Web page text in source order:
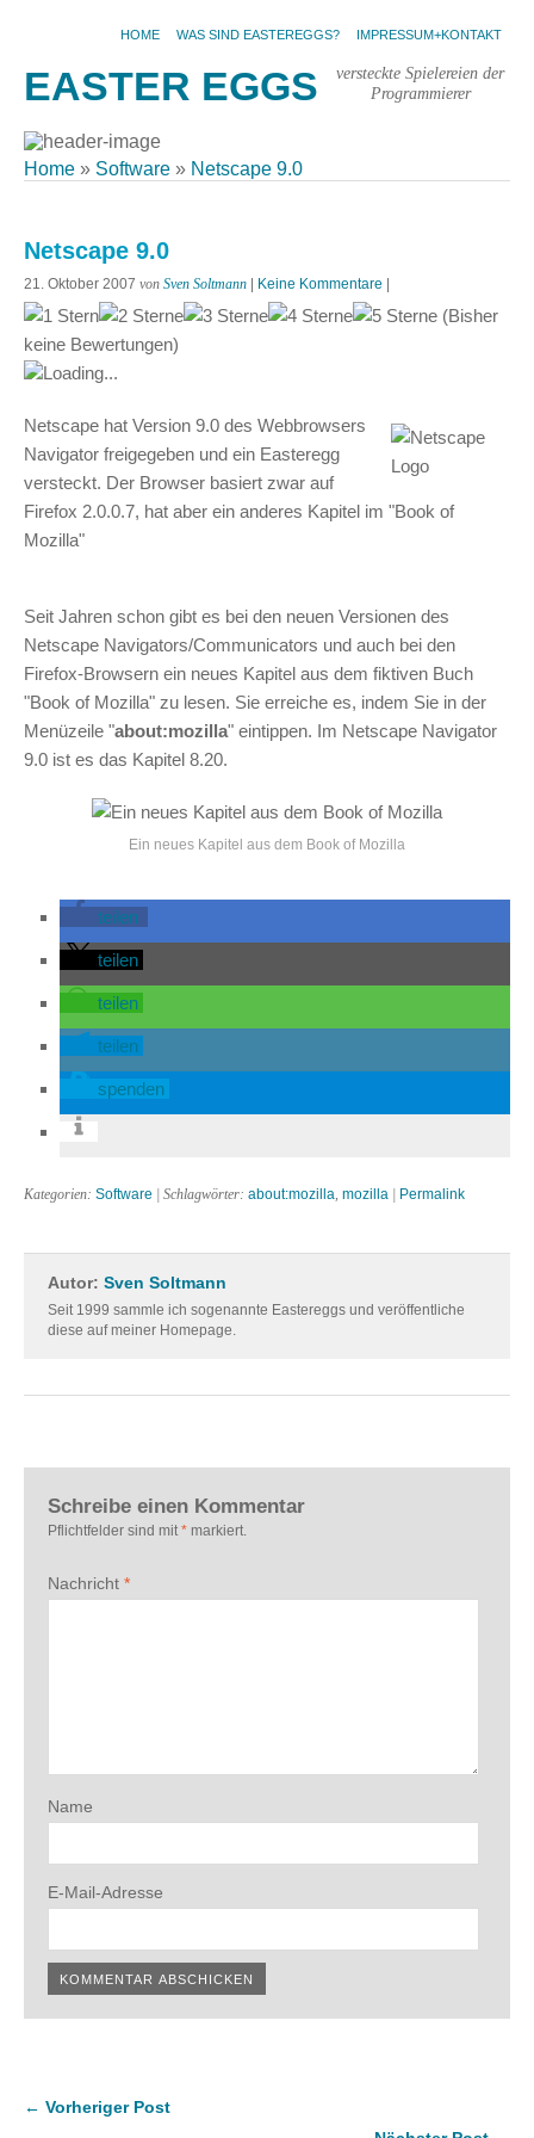
HOME WAS SIND EASTEREGGS? IMPRESSUM+KONTAKT
EASTER EGGS
versteckte Spielereien der
Programmierer
Home » Software » Netscape 9.0
Netscape 9.0
21. Oktober 2007 von Sven Soltmann Keine Kommentare
(Bisher
keine Bewertungen)
Loading...
Netscape hat Version 9.0 des Webbrowsers
Navigator freigegeben und ein Easteregg
versteckt. Der Browser basiert zwar auf
Firefox 2.0.0.7, hat aber ein anderes Kapitel im "Book of
Mozilla"
Seit Jahren schon gibt es bei den neuen Versionen des
Netscape Navigators/Communicators und auch bei den
Firefox-Browsern ein neues Kapitel aus dem fiktiven Buch
"Book of Mozilla" zu lesen. Sie erreiche es, indem Sie in der
Menüzeile "about:mozilla" eintippen. Im Netscape Navigator
9.0 ist es das Kapitel 8.20.
Ein neues Kapitel aus dem Book of Mozilla
teilen
teilen
teilen
teilen
spenden
Kategorien: Software | Schlagwörter: about:mozilla, mozilla Permalink
Autor: Sven Soltmann
Seit 1999 sammle ich sogenannte Eastereggs und veröffentliche
diese auf meiner Homepage.
Schreibe einen Kommentar
Pflichtfelder sind mit * markiert.
Nachricht *
Name
E-Mail-Adresse
← Vorheriger Post